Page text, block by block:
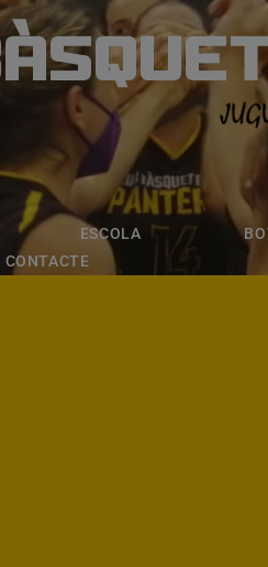
ESCOLA
CONTACTE
BOTIGA